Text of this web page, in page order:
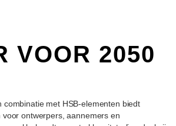
VOOR 2050
combinatie met HSB-elementen biedt
ontwerpers, aannemers en